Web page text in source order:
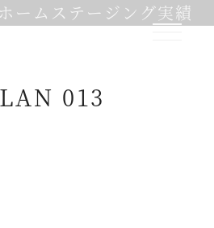
ームステージング実績
013